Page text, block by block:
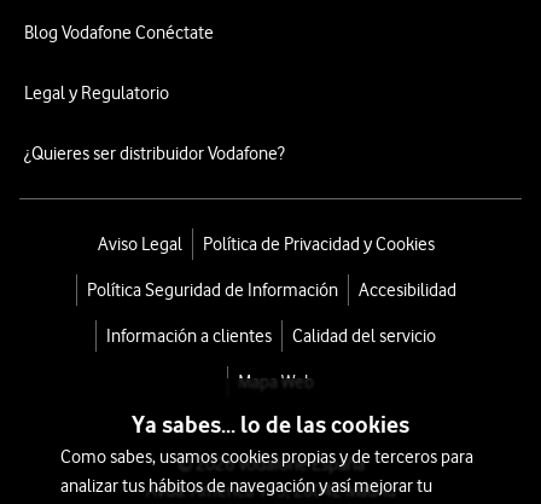
Blog Vodafone Conéctate
Legal y Regulatorio
¿Quieres ser distribuidor Vodafone?
Aviso Legal Política de Privacidad y Cookies
Política Seguridad de Información Accesibilidad
Información a clientes Calidad del servicio
Mapa Web
© 2026 Vodafone España
Avda. América 115, 28042 Madrid
Ya sabes... lo de las cookies
Como sabes, usamos cookies propias y de terceros para
analizar tus hábitos de navegación y así mejorar tu